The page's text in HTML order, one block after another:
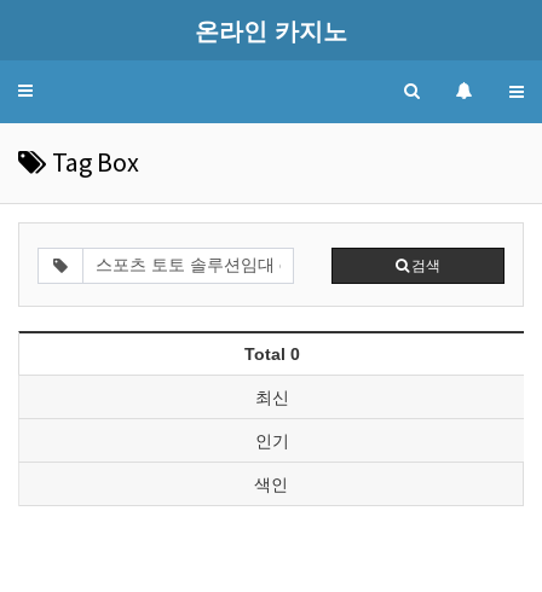
온라인 카지노
Toggle
Tag Box
검색
Total 0
최신
인기
색인